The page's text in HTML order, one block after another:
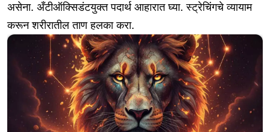
असेना. अँटीऑक्सिडंटयुक्त पदार्थ आहारात घ्या. स्ट्रेचिंगचे व्यायाम
करून शरीरातील ताण हलका करा.